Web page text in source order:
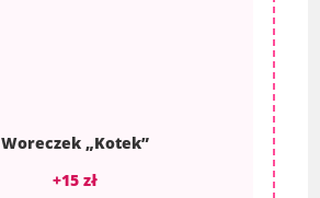
Woreczek „Kotek”
+15 zł